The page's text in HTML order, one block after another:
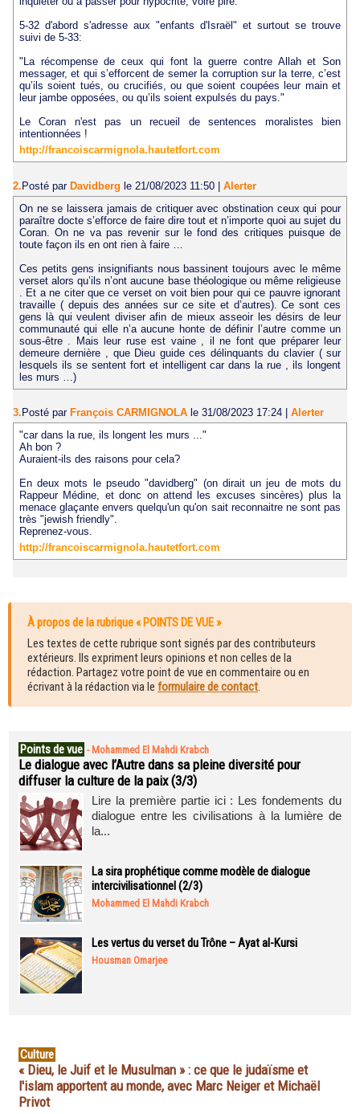
5-32 d'abord s'adresse aux "enfants d'Israël" et surtout se trouve
suivi de 5-33:
"La récompense de ceux qui font la guerre contre Allah et Son
messager, et qui s’efforcent de semer la corruption sur la terre, c’est
qu’ils soient tués, ou crucifiés, ou que soient coupées leur main et
leur jambe opposées, ou qu’ils soient expulsés du pays."
Le Coran n'est pas un recueil de sentences moralistes bien
intentionnées !
http://francoiscarmignola.hautetfort.com
2. Posté par Davidberg le 21/08/2023 11:50
Alerter
On ne se laissera jamais de critiquer avec obstination ceux qui pour
paraître docte s’efforce de faire dire tout et n’importe quoi au sujet du
Coran. On ne va pas revenir sur le fond des critiques puisque de
toute façon ils en ont rien à faire …
Ces petits gens insignifiants nous bassinent toujours avec le même
verset alors qu’ils n’ont aucune base théologique ou même religieuse
. Et a ne citer que ce verset on voit bien pour qui ce pauvre ignorant
travaille ( depuis des années sur ce site et d’autres). Ce sont ces
gens là qui veulent diviser afin de mieux asseoir les désirs de leur
communauté qui elle n’a aucune honte de définir l’autre comme un
sous-être . Mais leur ruse est vaine , il ne font que préparer leur
demeure dernière , que Dieu guide ces délinquants du clavier ( sur
lesquels ils se sentent fort et intelligent car dans la rue , ils longent
les murs …)
3. Posté par François CARMIGNOLA le 31/08/2023 17:24
Alerter
"car dans la rue, ils longent les murs ..."
Ah bon ?
Auraient-ils des raisons pour cela?
En deux mots le pseudo "davidberg" (on dirait un jeu de mots du
Rappeur Médine, et donc on attend les excuses sincères) plus la
menace glaçante envers quelqu'un qu'on sait reconnaitre ne sont pas
très "jewish friendly".
Reprenez-vous.
http://francoiscarmignola.hautetfort.com
À propos de la rubrique « POINTS DE VUE »
Les textes de cette rubrique sont signés par des contributeurs
extérieurs. Ils expriment leurs opinions et non celles de la
rédaction. Partagez votre point de vue en commentaire ou en
écrivant à la rédaction via le formulaire de contact.
Points de vue - Mohammed El Mahdi Krabch
Le dialogue avec l’Autre dans sa pleine diversité pour
diffuser la culture de la paix (3/3)
Lire la première partie ici : Les fondements du
dialogue entre les civilisations à la lumière de
la...
La sira prophétique comme modèle de dialogue
intercivilisationnel (2/3)
Mohammed El Mahdi Krabch
Les vertus du verset du Trône – Ayat al-Kursi
Housman Omarjee
Culture
« Dieu, le Juif et le Musulman » : ce que le judaïsme et
l'islam apportent au monde, avec Marc Neiger et Michaël
Privot